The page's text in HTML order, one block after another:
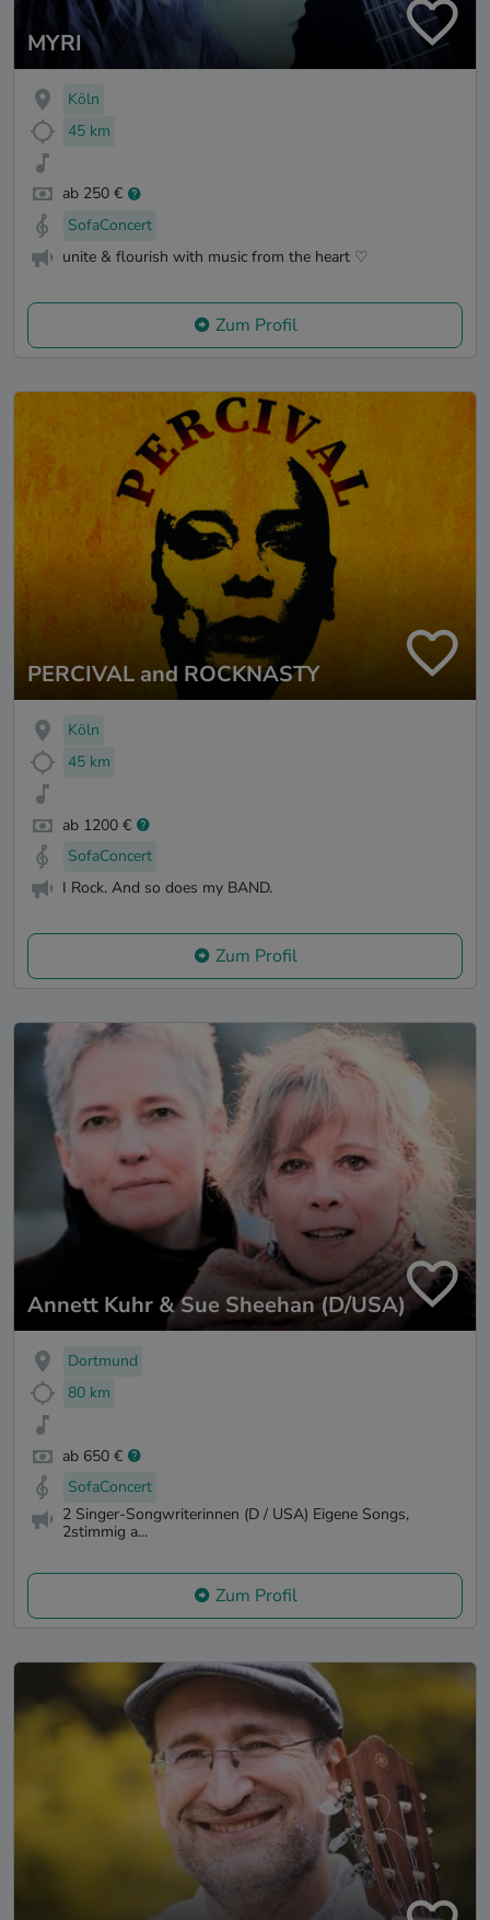
MYRI
Köln
45 km
ab 250 €
SofaConcert
unite & flourish with music from the heart ♡
Zum Profil
PERCIVAL and ROCKNASTY
Köln
45 km
ab 1200 €
SofaConcert
I Rock. And so does my BAND.
Zum Profil
Annett Kuhr & Sue Sheehan (D/USA)
Dortmund
80 km
ab 650 €
SofaConcert
2 Singer-Songwriterinnen (D / USA) Eigene Songs,
2stimmig a...
Zum Profil